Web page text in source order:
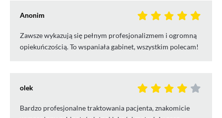
Anonim
Zawsze wykazują się pełnym profesjonalizmem i ogromną
opiekuńczością. To wspaniała gabinet, wszystkim polecam!
olek
Bardzo profesjonalne traktowania pacjenta, znakomicie